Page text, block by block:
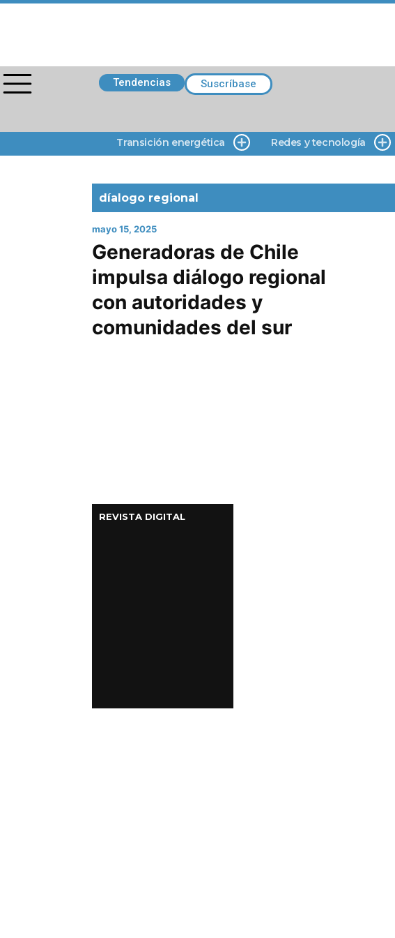
Tendencias Suscríbase
Transición energética Redes y tecnología
díalogo regional
mayo 15, 2025
Generadoras de Chile
impulsa diálogo regional
con autoridades y
comunidades del sur
REVISTA DIGITAL